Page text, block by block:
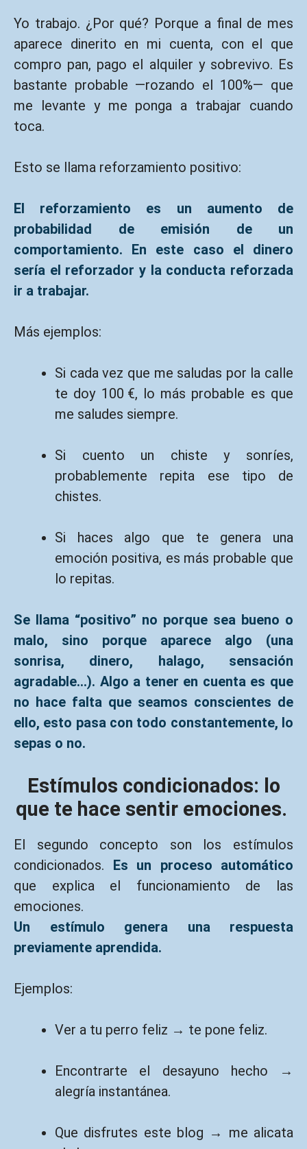
Yo trabajo. ¿Por qué? Porque a final de mes
aparece dinerito en mi cuenta, con el que
compro pan, pago el alquiler y sobrevivo. Es
bastante probable —rozando el 100%— que
me levante y me ponga a trabajar cuando
toca.
Esto se llama reforzamiento positivo:
El reforzamiento es un aumento de
probabilidad de emisión de un
comportamiento. En este caso el dinero
sería el reforzador y la conducta reforzada
ir a trabajar.
Más ejemplos:
Si cada vez que me saludas por la calle
te doy 100 €, lo más probable es que
me saludes siempre.
Si cuento un chiste y sonríes,
probablemente repita ese tipo de
chistes.
Si haces algo que te genera una
emoción positiva, es más probable que
lo repitas.
Se llama “positivo” no porque sea bueno o
malo, sino porque aparece algo (una
sonrisa, dinero, halago, sensación
agradable…). Algo a tener en cuenta es que
no hace falta que seamos conscientes de
ello, esto pasa con todo constantemente, lo
sepas o no.
Estímulos condicionados: lo
que te hace sentir emociones.
El segundo concepto son los estímulos
condicionados. Es un proceso automático
que explica el funcionamiento de las
emociones.
Un estímulo genera una respuesta
previamente aprendida.
Ejemplos:
Ver a tu perro feliz → te pone feliz.
Encontrarte el desayuno hecho →
alegría instantánea.
Que disfrutes este blog → me alicata